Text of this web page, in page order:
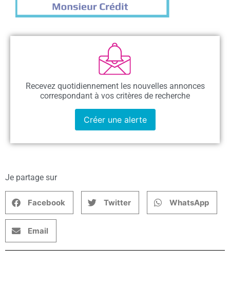
Recevez quotidiennement les nouvelles annonces
correspondant à vos critères de recherche
Créer une alerte
Je partage sur
Facebook Twitter WhatsApp
Email